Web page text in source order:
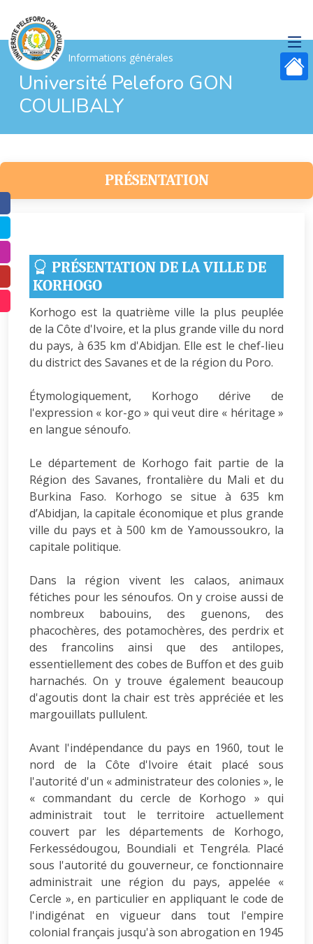
Accueil Informations générales
Université Peleforo GON
COULIBALY
PRÉSENTATION
PRÉSENTATION DE LA VILLE DE
KORHOGO
Korhogo est la quatrième ville la plus peuplée
de la Côte d'Ivoire, et la plus grande ville du nord
du pays, à 635 km d'Abidjan. Elle est le chef-lieu
du district des Savanes et de la région du Poro.
Étymologiquement, Korhogo dérive de
l'expression « kor-go » qui veut dire « héritage »
en langue sénoufo.
Le département de Korhogo fait partie de la
Région des Savanes, frontalière du Mali et du
Burkina Faso. Korhogo se situe à 635 km
d’Abidjan, la capitale économique et plus grande
ville du pays et à 500 km de Yamoussoukro, la
capitale politique.
Dans la région vivent les calaos, animaux
fétiches pour les sénoufos. On y croise aussi de
nombreux babouins, des guenons, des
phacochères, des potamochères, des perdrix et
des francolins ainsi que des antilopes,
essentiellement des cobes de Buffon et des guib
harnachés. On y trouve également beaucoup
d'agoutis dont la chair est très appréciée et les
margouillats pullulent.
Avant l'indépendance du pays en 1960, tout le
nord de la Côte d'Ivoire était placé sous
l'autorité d'un « administrateur des colonies », le
« commandant du cercle de Korhogo » qui
administrait tout le territoire actuellement
couvert par les départements de Korhogo,
Ferkessédougou, Boundiali et Tengréla. Placé
sous l'autorité du gouverneur, ce fonctionnaire
administrait une région du pays, appelée «
Cercle », en particulier en appliquant le code de
l'indigénat en vigueur dans tout l'empire
colonial français jusqu'à son abrogation en 1945